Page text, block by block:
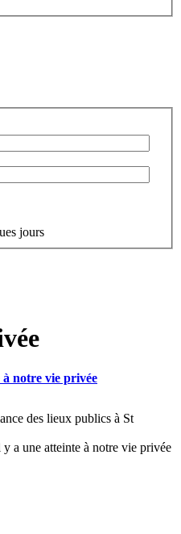
jours
à notre vie privée
des lieux publics à St
a une atteinte à notre vie privée